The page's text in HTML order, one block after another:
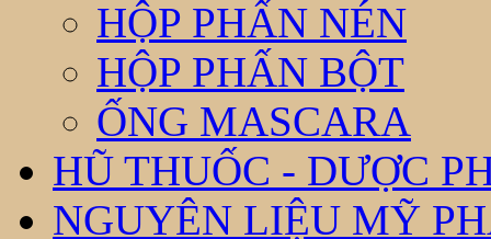
HỘP PHẤN NÉN
HỘP PHẤN BỘT
ỐNG MASCARA
HŨ THUỐC - DƯỢC
NGUYÊN LIỆU MỸ